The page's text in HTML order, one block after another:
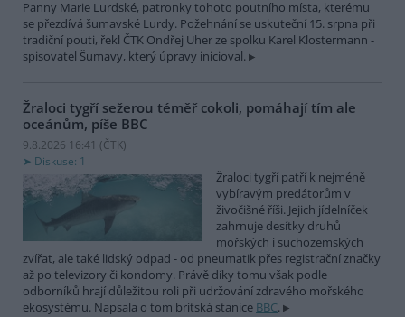
Panny Marie Lurdské, patronky tohoto poutního místa, kterému
se přezdívá šumavské Lurdy. Požehnání se uskuteční 15. srpna při
tradiční pouti, řekl ČTK Ondřej Uher ze spolku Karel Klostermann -
spisovatel Šumavy, který úpravy inicioval.
Žraloci tygří sežerou téměř cokoli, pomáhají tím ale
oceánům, píše BBC
9.8.2026 16:41 (ČTK)
Diskuse: 1
Žraloci tygří patří k nejméně
vybíravým predátorům v
živočišné říši. Jejich jídelníček
zahrnuje desítky druhů
mořských i suchozemských
zvířat, ale také lidský odpad - od pneumatik přes registrační značky
až po televizory či kondomy. Právě díky tomu však podle
odborníků hrají důležitou roli při udržování zdravého mořského
ekosystému. Napsala o tom britská stanice BBC.